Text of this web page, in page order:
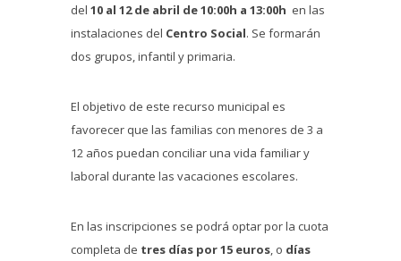
del 10 al 12 de abril de 10:00h a 13:00h en las
instalaciones del Centro Social. Se formarán
dos grupos, infantil y primaria.
El objetivo de este recurso municipal es
favorecer que las familias con menores de 3 a
12 años puedan conciliar una vida familiar y
laboral durante las vacaciones escolares.
En las inscripciones se podrá optar por la cuota
completa de tres días por 15 euros, o días